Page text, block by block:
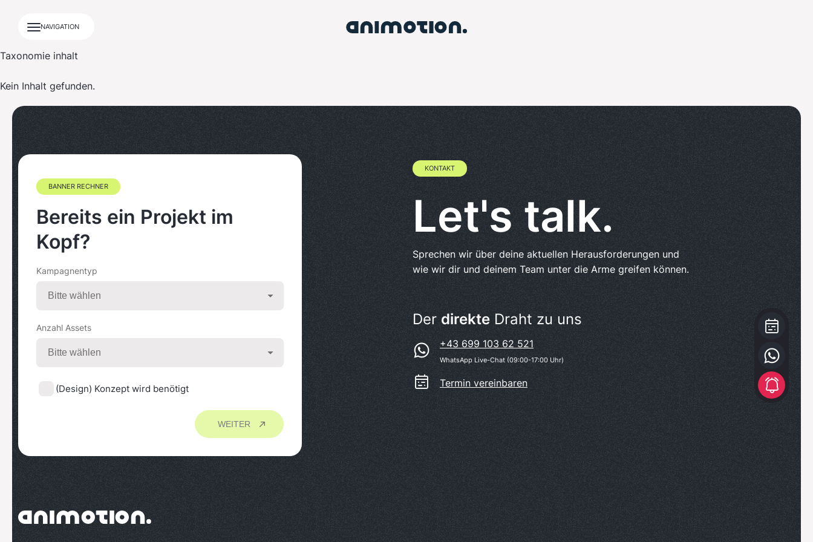
NAVIGATION
Taxonomie inhalt
Kein Inhalt gefunden.
BANNER RECHNER
Bereits ein Projekt im
Kopf?
Kampagnentyp
Anzahl Assets
(Design) Konzept wird benötigt
WEITER
KONTAKT
Let's talk.
Sprechen wir über deine aktuellen Herausforderungen und
wie wir dir und deinem Team unter die Arme greifen können.
Der direkte Draht zu uns
+43 699 103 62 521
WhatsApp Live-Chat (09:00-17:00 Uhr)
Termin vereinbaren